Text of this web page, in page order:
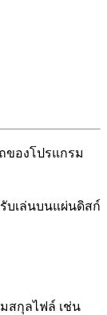
ของโปรแกรม
บเล่นบนแผ่นดิสก์
สกุลไฟล์ เช่น